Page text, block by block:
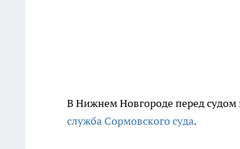
В Нижнем Новгороде перед судом
служба Сормовского суда.